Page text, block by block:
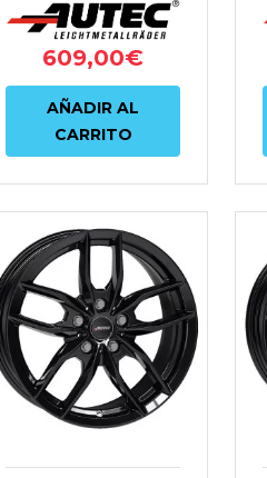
609,00€
AÑADIR AL
CARRITO